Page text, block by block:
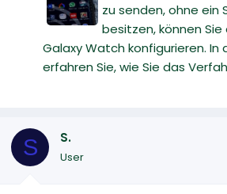
zu senden, ohne ein
besitzen, können Sie
Galaxy Watch konfigurieren. In
erfahren Sie, wie Sie das
S S.
User